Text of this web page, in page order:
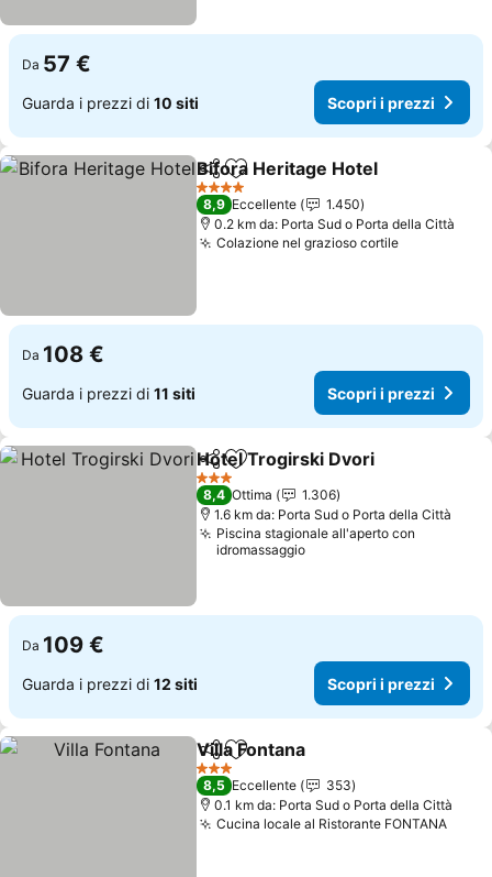
Da 57 €
Guarda i prezzi di 10 siti Scopri i prezzi
CondividiAggiungi ai preferiti
Bifora Heritage Hotel
4 Stelle
8,9 Eccellente
1.450
0.2 km da: Porta Sud o Porta della Città
Colazione nel grazioso cortileScopri i
Da 108 €
Guarda i prezzi di 11 siti Scopri i prezzi
CondividiAggiungi ai preferiti
Hotel Trogirski Dvori
3 Stelle
8,4 Ottima
1.306
1.6 km da: Porta Sud o Porta della Città
Piscina stagionale all'aperto con
idromassaggio
Da 109 €
Guarda i prezzi di 12 siti Scopri i prezzi
CondividiAggiungi ai preferiti
Villa Fontana
3 Stelle
8,5 Eccellente
353
0.1 km da: Porta Sud o Porta della Città
Cucina locale al Ristorante FONTANA